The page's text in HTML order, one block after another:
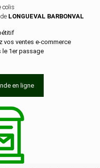
colis
LONGUEVAL BARBONVAL
vos ventes e‑commerce
le 1er passage
en ligne